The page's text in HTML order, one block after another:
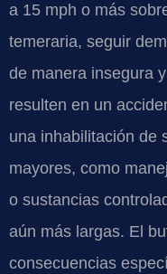
a 15 mph o más
temeraria, seguir
de manera insegura
resulten en un
una inhabilitación de
mayores, como
o sustancias
aún más largas. El
consecuencias